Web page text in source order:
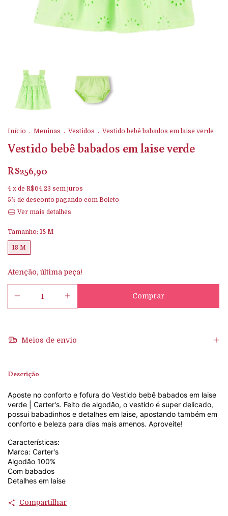
Início . Meninas . Vestidos . Vestido bebê babados em laise verde
Vestido bebê babados em laise verde
R$256,90
4 x de R$64,23 sem juros
5% de desconto pagando com Boleto
Ver mais detalhes
Tamanho: 18 M
18 M
Atenção, última peça!
Meios de envio
Descrição
Aposte no conforto e fofura do Vestido bebê babados em laise
verde | Carter's. Feito de algodão, o vestido é super delicado,
possui babadinhos e detalhes em laise, apostando também em
conforto e beleza para dias mais amenos. Aproveite!
Características:
Marca: Carter's
Algodão 100%
Com babados
Detalhes em laise
Compartilhar